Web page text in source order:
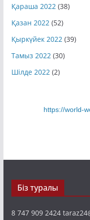
Қараша 2022(38)
Қазан 2022(52)
Қыркүйек 2022(39)
Тамыз 2022(30)
Шілде 2022(2)
https://world-
Біз туралы
8 747 909 2424